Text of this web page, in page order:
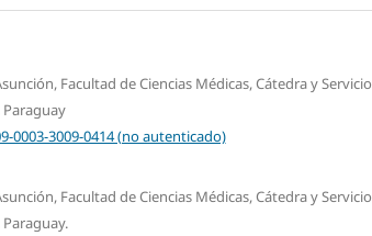
Facultad de Ciencias Médicas, Cátedra y Servicio
Paraguay
0003-3009-0414 (no autenticado)
Facultad de Ciencias Médicas, Cátedra y Servicio